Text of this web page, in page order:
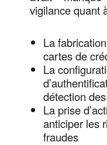
vigilance quant
La
cartes de
La
détection
La prise
anticiper les
fraudes